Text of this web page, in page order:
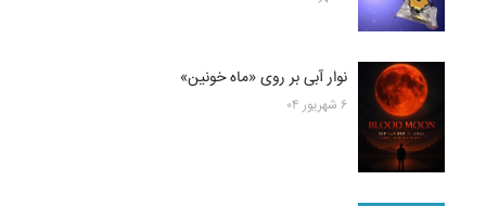
نوار آبی بر روی «ماه خونین»
۶ شهریور ۰۴